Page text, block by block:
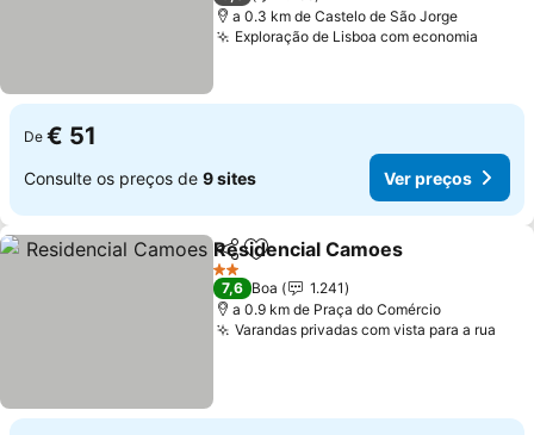
a 0.3 km de Castelo de São Jorge
Exploração de Lisboa com economia
De € 51
Consulte os preços de 9 sites Ver preços
PartilharAdicionar aos favoritos
Residencial Camoes
2 Estrelas
7,6 Boa
1.241
a 0.9 km de Praça do Comércio
Varandas privadas com vista para a rua